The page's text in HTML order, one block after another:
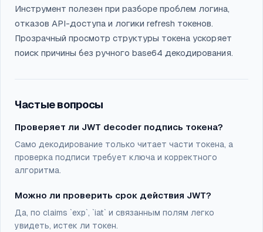
Инструмент полезен при разборе проблем логина,
отказов API-доступа и логики refresh токенов.
Прозрачный просмотр структуры токена ускоряет
поиск причины без ручного base64 декодирования.
Частые вопросы
Проверяет ли JWT decoder подпись токена?
Само декодирование только читает части токена, а
проверка подписи требует ключа и корректного
алгоритма.
Можно ли проверить срок действия JWT?
Да, по claims `exp`, `iat` и связанным полям легко
увидеть, истек ли токен.